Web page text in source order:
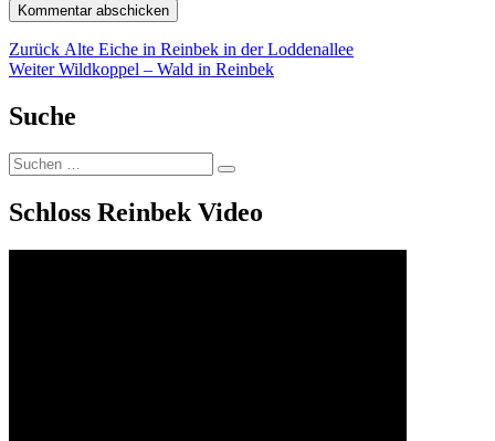
Beitragsnavigation
Zurück Vorheriger
Beitrag:
Alte Eiche in Reinbek in der Loddenallee
Weiter Nächster
Wildkoppel – Wald in Reinbek
Suche
Suchen
nach:
Suchen
Schloss Reinbek Video